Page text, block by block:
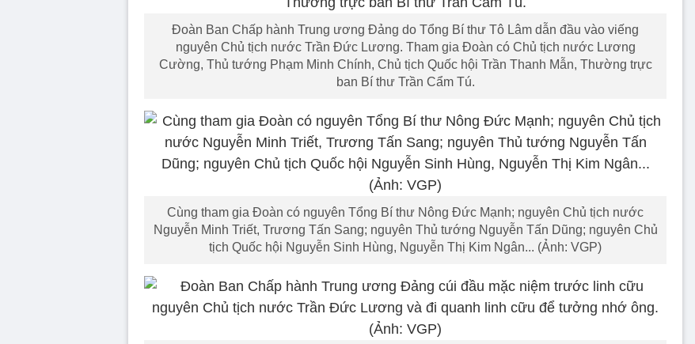
Đoàn Ban Chấp hành Trung ương Đảng do Tổng Bí thư Tô Lâm dẫn đầu vào viếng
nguyên Chủ tịch nước Trần Đức Lương. Tham gia Đoàn có Chủ tịch nước Lương
Cường, Thủ tướng Phạm Minh Chính, Chủ tịch Quốc hội Trần Thanh Mẫn, Thường trực
ban Bí thư Trần Cẩm Tú.
Cùng tham gia Đoàn có nguyên Tổng Bí thư Nông Đức Mạnh; nguyên Chủ tịch nước
Nguyễn Minh Triết, Trương Tấn Sang; nguyên Thủ tướng Nguyễn Tấn Dũng; nguyên Chủ
tịch Quốc hội Nguyễn Sinh Hùng, Nguyễn Thị Kim Ngân... (Ảnh: VGP)